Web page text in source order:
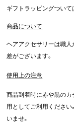
ギフトラッピングついて
商品について
ヘアアクセサリーは職
差がございます。
使用上の注意
商品到着時に赤や黒の
用としてご利用ください
いませ。